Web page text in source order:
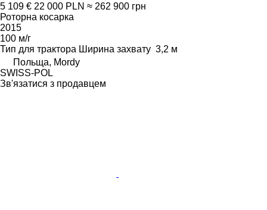
5 109 € 22 000 PLN ≈ 262 900 грн
Роторна косарка
2015
100 м/г
Тип для трактора Ширина захвату 3,2 м
Польща, Mordy
SWISS-POL
Зв'язатися з продавцем